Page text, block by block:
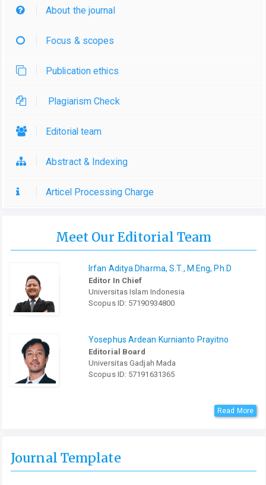
About the journal
Focus & scopes
Publication ethics
Plagiarism Check
Editorial team
Abstract & Indexing
Articel Processing Charge
Meet Our Editorial Team
Irfan Aditya Dharma, S.T., M.Eng, Ph.D
Editor In Chief
Universitas Islam Indonesia
Scopus ID: 57190934800
Yosephus Ardean Kurnianto Prayitno
Editorial Board
Universitas Gadjah Mada
Scopus ID: 57191631365
Read More
Journal Template